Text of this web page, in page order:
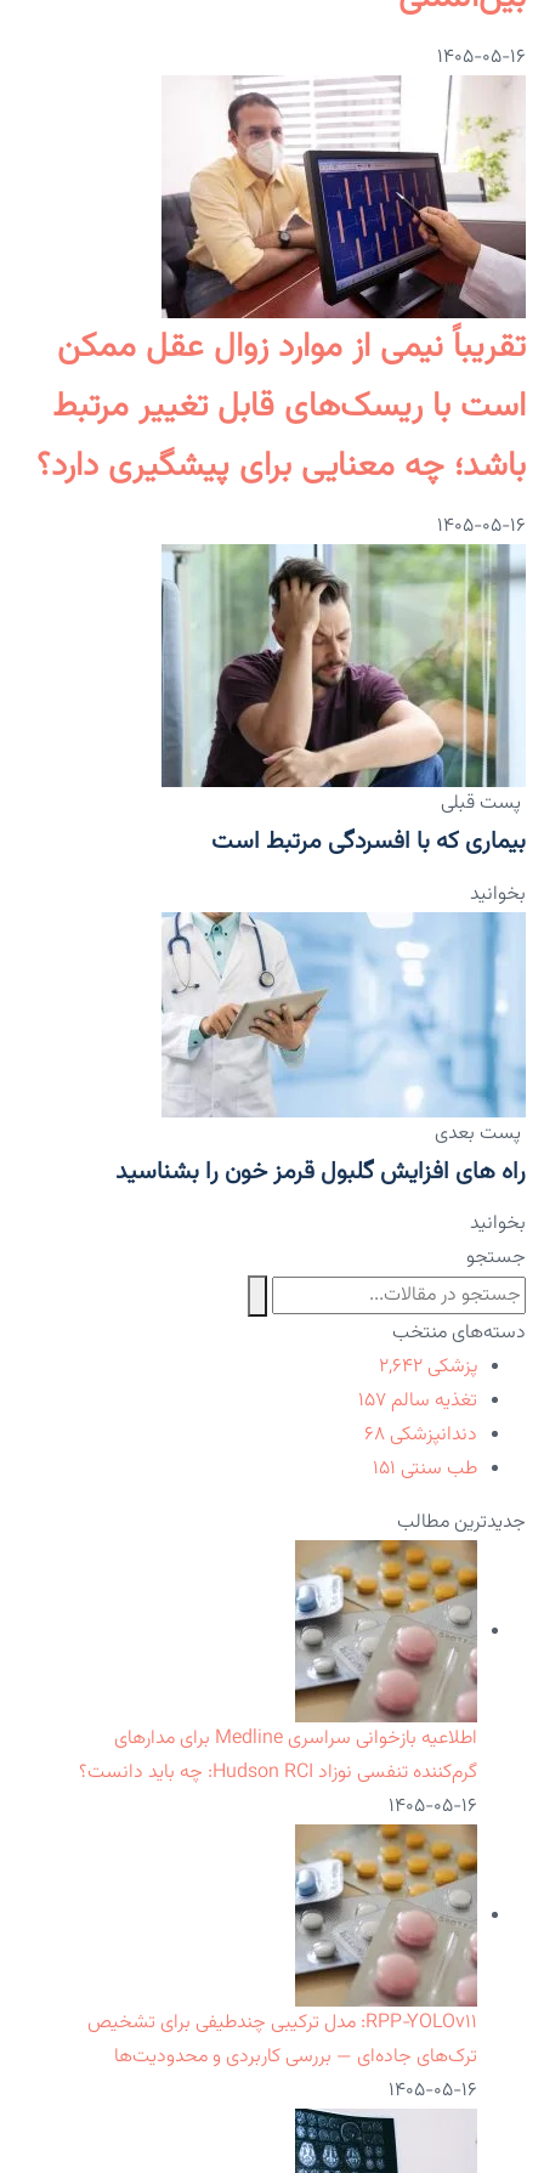
۱۴۰۵-۰۵-۱۶
تقریباً نیمی از موارد زوال عقل ممکن
است با ریسک‌های قابل تغییر مرتبط
باشد؛ چه معنایی برای پیشگیری دارد؟
۱۴۰۵-۰۵-۱۶
پست قبلی
بیماری که با افسردگی مرتبط است
بخوانید
پست بعدی
راه های افزایش گلبول قرمز خون را بشناسید
بخوانید
جستجو
دسته‌های منتخب
پزشکی ۲,۶۴۲
تغذیه سالم ۱۵۷
دندانپزشکی ۶۸
طب سنتی ۱۵۱
جدیدترین مطالب
اطلاعیه بازخوانی سراسری Medline برای مدارهای
گرم‌کننده تنفسی نوزاد Hudson RCI: چه باید دانست؟
۱۴۰۵-۰۵-۱۶
RPP‑YOLOv۱۱: مدل ترکیبی چندطیفی برای تشخیص
ترک‌های جاده‌ای — بررسی کاربردی و محدودیت‌ها
۱۴۰۵-۰۵-۱۶